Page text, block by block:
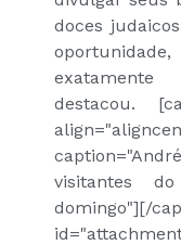
doces
destacou.
visitantes
domingo"][/